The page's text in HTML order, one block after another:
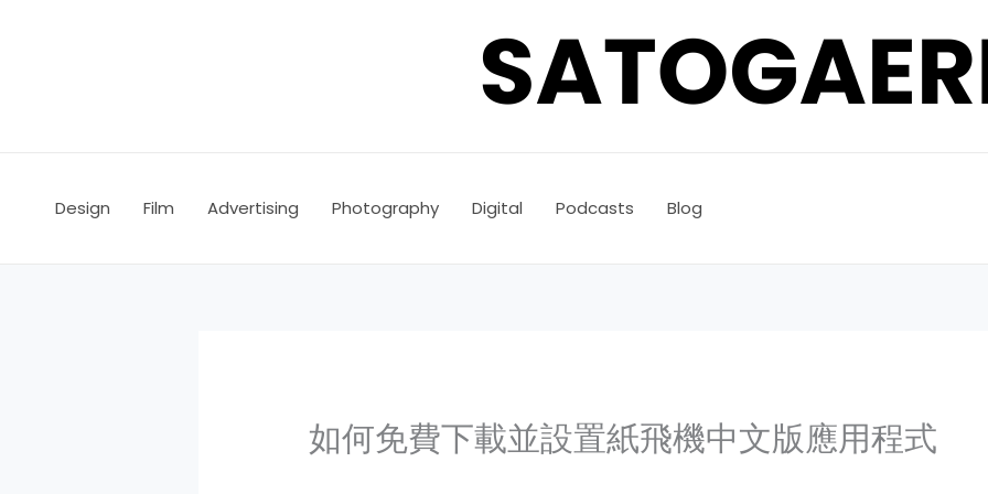
Design Film Advertising Photography Digital Podcasts Blog
如何免費下載並設置紙飛機中文版應用程式